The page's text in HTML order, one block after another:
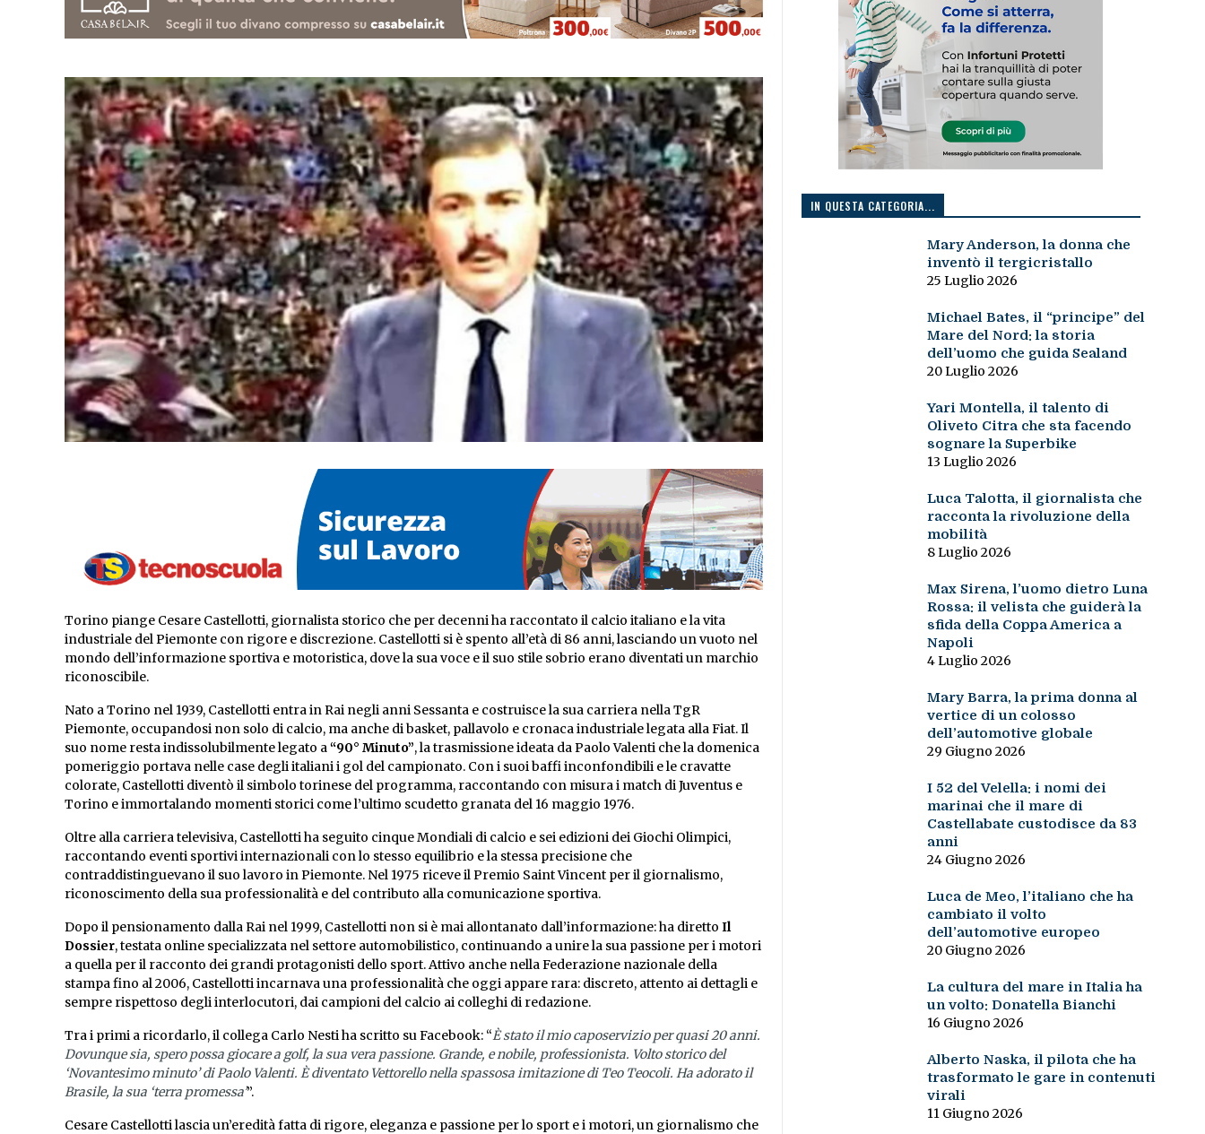
Torino piange Cesare Castellotti, giornalista storico che per decenni ha raccontato il calcio italiano e la vita
industriale del Piemonte con rigore e discrezione. Castellotti si è spento all’età di 86 anni, lasciando un vuoto nel
mondo dell’informazione sportiva e motoristica, dove la sua voce e il suo stile sobrio erano diventati un marchio
riconoscibile.
Nato a Torino nel 1939, Castellotti entra in Rai negli anni Sessanta e costruisce la sua carriera nella TgR
Piemonte, occupandosi non solo di calcio, ma anche di basket, pallavolo e cronaca industriale legata alla Fiat. Il
suo nome resta indissolubilmente legato a“90° Minuto”, la trasmissione ideata da Paolo Valenti che la domenica
pomeriggio portava nelle case degli italiani i gol del campionato. Con i suoi baffi inconfondibili e le cravatte
colorate, Castellotti diventò il simbolo torinese del programma, raccontando con misura i match di Juventus e
Torino e immortalando momenti storici come l’ultimo scudetto granata del 16 maggio 1976.
Oltre alla carriera televisiva, Castellotti ha seguito cinque Mondiali di calcio e sei edizioni dei Giochi Olimpici,
raccontando eventi sportivi internazionali con lo stesso equilibrio e la stessa precisione che
contraddistinguevano il suo lavoro in Piemonte. Nel 1975 riceve il Premio Saint Vincent per il giornalismo,
riconoscimento della sua professionalità e del contributo alla comunicazione sportiva.
Dopo il pensionamento dalla Rai nel 1999, Castellotti non si è mai allontanato dall’informazione: ha diretto Il
Dossier, testata online specializzata nel settore automobilistico, continuando a unire la sua passione per i motori
a quella per il racconto dei grandi protagonisti dello sport. Attivo anche nella Federazione nazionale della
stampa fino al 2006, Castellotti incarnava una professionalità che oggi appare rara: discreto, attento ai dettagli e
sempre rispettoso degli interlocutori, dai campioni del calcio ai colleghi di redazione.
Tra i primi a ricordarlo, il collega Carlo Nesti ha scritto su Facebook: “È stato il mio caposervizio per quasi 20 anni.
Dovunque sia, spero possa giocare a golf, la sua vera passione. Grande, e nobile, professionista. Volto storico del
‘Novantesimo minuto’ di Paolo Valenti. È diventato Vettorello nella spassosa imitazione di Teo Teocoli. Ha adorato il
Brasile, la sua ‘terra promessa’”.
Cesare Castellotti lascia un’eredità fatta di rigore, eleganza e passione per lo sport e i motori, un giornalismo che
IN QUESTA CATEGORIA...
Mary Anderson, la donna che
inventò il tergicristallo
25 Luglio 2026
Michael Bates, il “principe” del
Mare del Nord: la storia
dell’uomo che guida Sealand
20 Luglio 2026
Yari Montella, il talento di
Oliveto Citra che sta facendo
sognare la Superbike
13 Luglio 2026
Luca Talotta, il giornalista che
racconta la rivoluzione della
mobilità
8 Luglio 2026
Max Sirena, l’uomo dietro Luna
Rossa: il velista che guiderà la
sfida della Coppa America a
Napoli
4 Luglio 2026
Mary Barra, la prima donna al
vertice di un colosso
dell’automotive globale
29 Giugno 2026
I 52 del Velella: i nomi dei
marinai che il mare di
Castellabate custodisce da 83
anni
24 Giugno 2026
Luca de Meo, l’italiano che ha
cambiato il volto
dell’automotive europeo
20 Giugno 2026
La cultura del mare in Italia ha
un volto: Donatella Bianchi
16 Giugno 2026
Alberto Naska, il pilota che ha
trasformato le gare in contenuti
virali
11 Giugno 2026